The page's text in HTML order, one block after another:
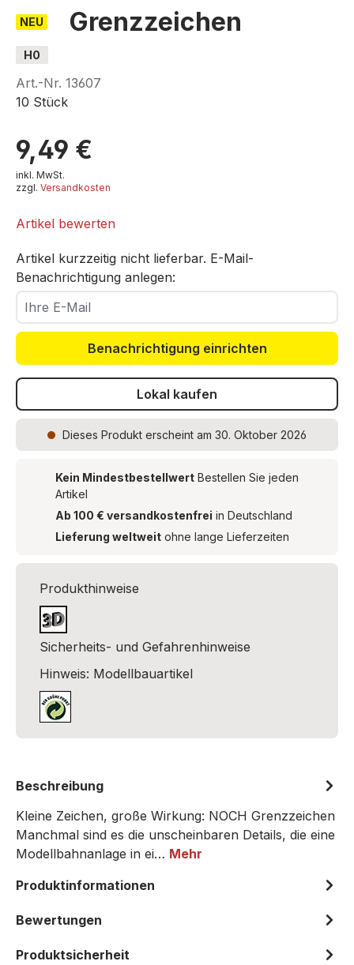
NEU Grenzzeichen
H0
Art.-Nr. 13607
10 Stück
9,49 €
inkl. MwSt.
zzgl. Versandkosten
Artikel bewerten
Artikel kurzzeitig nicht lieferbar. E-Mail-
Benachrichtigung anlegen:
Ihre E-Mail
Benachrichtigung einrichten
Lokal kaufen
Dieses Produkt erscheint am 30. Oktober 2026
Kein Mindestbestellwert Bestellen Sie jeden
Artikel
Ab 100 € versandkostenfrei in Deutschland
Lieferung weltweit ohne lange Lieferzeiten
Produkthinweise
Sicherheits- und Gefahrenhinweise
Hinweis: Modellbauartikel
Beschreibung
Kleine Zeichen, große Wirkung: NOCH Grenzzeichen
Manchmal sind es die unscheinbaren Details, die eine
Modellbahnanlage in ei… Mehr
Produktinformationen
Bewertungen
Produktsicherheit